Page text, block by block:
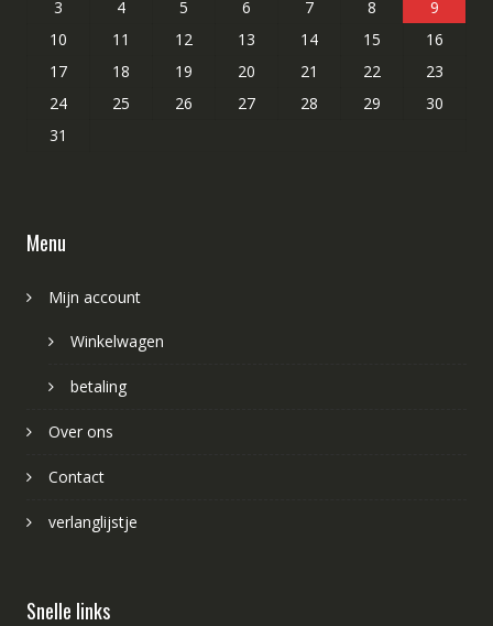
3
4 5 6 7 8
9
10
11 12 13 14 15
16
17
18 19 20 21 22
23
24
25 26 27 28 29
30
31
Menu
Mijn account
Winkelwagen
betaling
Over ons
Contact
verlanglijstje
Snelle links